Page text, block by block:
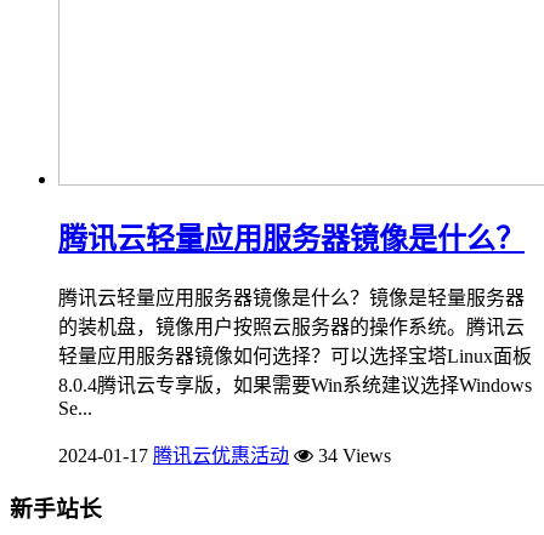
腾讯云轻量应用服务器镜像是什么？
腾讯云轻量应用服务器镜像是什么？镜像是轻量服务器
的装机盘，镜像用户按照云服务器的操作系统。腾讯云
轻量应用服务器镜像如何选择？可以选择宝塔Linux面板
8.0.4腾讯云专享版，如果需要Win系统建议选择Windows
Se...
2024-01-17 腾讯云优惠活动 34 Views
新手站长